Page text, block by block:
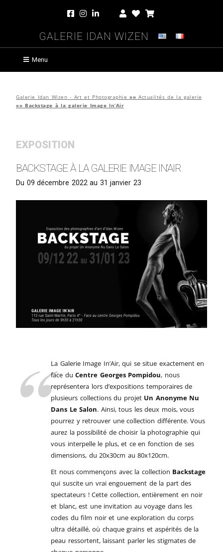
Galerie Idan Wizen
Menu
Galerie Idan Wizen - Art et Photographie »» Actualités de la galerie
»» Backstage à la galerie Image In’Air
EXPOSITION
Backstage à la galerie Image In’Air
Du 09 décembre 2022 au 31 janvier 23
La Galerie Image In’Air, qui se situe exactement en
face du Centre Georges Pompidou, nous
représentera lors d’expositions temporaires de
plusieurs collections du projet Un Anonyme Nu
Dans Le Salon. Ainsi, tous les deux mois, vous
pourrez y retrouver une collection différente. Vous
aurez la possibilité de choisir la photographie qui
vous interpelle le plus, et ce en fonction de ses
dimensions, du 20x30cm au 80x120cm.
Et nous commençons avec la collection Backstage
qui suscite un vrai engouement de la part des
spectateurs ! Cette collection, entièrement en noir
et blanc, est une invitation au voyage dans les
codes du film noir et une exploration du corps
ultra détaillé, où chaque grains et aspérités de la
peau ressortent, laissant parler les stigmates de